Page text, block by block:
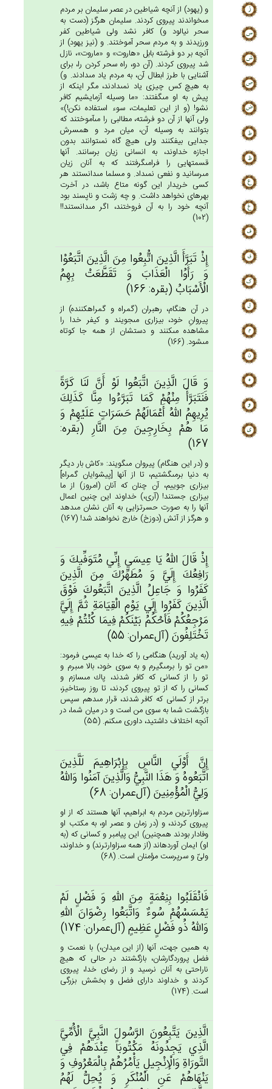
و (يهود) از آنچه شياطين در عصر سليمان بر مردم
مى‏خواندند پيروى كردند. سليمان هرگز (دست به
سحر نيالود و) كافر نشد ولى شياطين كفر
ورزيدند و به مردم سحر آموختند. و (نيز يهود) از
آنچه بر دو فرشته بابل «هاروت» و «ماروت»، نازل
شد پيروى كردند. (آن دو، راه سحر كردن را، براى
آشنايى با طرز ابطال آن، به مردم ياد مى‏دادند. و)
به هيچ كس چيزى ياد نمى‏دادند، مگر اينكه از
پيش به او مى‏گفتند: «ما وسيله آزمايشيم كافر
نشو! (و از اين تعليمات، سوء استفاده نكن!)»
ولى آنها از آن دو فرشته، مطالبى را مى‏آموختند كه
بتوانند به وسيله آن، ميان مرد و همسرش
جدايى بيفكنند ولى هيچ گاه نمى‏توانند بدون
اجازه خداوند، به انسانى زيان برسانند. آنها
قسمتهايى را فرامى‏گرفتند كه به آنان زيان
مى‏رسانيد و نفعى نمى‏داد. و مسلما مى‏دانستند هر
كسى خريدار اين گونه متاع باشد، در آخرت
بهره‏اى نخواهد داشت. و چه زشت و ناپسند بود
آنچه خود را به آن فروختند، اگر مى‏دانستند!!
(102)
إِذْ تَبَرَّأَ الَّذِين‌َ اتُّبِعُوا مِن‌َ الَّذِين‌َ اتَّبَعُوْا
وَ رَأَوُا الْعَذَاب‌َ وَ تَقَطَّعَت‌ْ بِهِم‌ُ
الْأَسْبَاب‌ُ (بقره: 166)
در آن هنگام، رهبران (گمراه و گمراه‏كننده) از
پيروانِ خود، بيزارى مى‏جويند و كيفر خدا را
مشاهده مى‏كنند و دستشان از همه جا كوتاه
مى‏شود. (166)
وَ قَال‌َ الَّذِين‌َ اتَّبَعُوا لَوْ أَن‌َّ لَنَا كَرَّة‌ً
فَنَتَبَرَّأَ مِنْهُم‌ْ كَمَا تَبَرَّءُوا مِنَّا كَذَلِك‌َ
يُرِيهِم‌ُ الله‌ُ أَعْمَالَهُم‌ْ حَسَرَات‌ٍ عَلَيْهِم‌ْ وَ
مَا هُم‌ْ بِخَارِجِين‌َ مِن‌َ النَّارِ (بقره:
167)
و (در اين هنگام) پيروان مى‏گويند: «كاش بار ديگر
به دنيا برمى‏گشتيم، تا از آنها [پيشوايان گمراه‏]
بيزارى جوييم، آن چنان كه آنان (امروز) از ما
بيزارى جستند! (آرى،) خداوند اين چنين اعمال
آنها را به صورت حسرت‏زايى به آنان نشان مى‏دهد
و هرگز از آتش (دوزخ) خارج نخواهند شد! (167)
إِذْ قَال‌َ الله‌ُ يَا عِيسَي‌ إِنِّي‌ مُتَوَفِّيك‌َ وَ
رَافِعُك‌َ إِلَيَّ‌ وَ مُطَهِّرُك‌َ مِن‌َ الَّذِين‌َ
كَفَرُوا وَ جَاعِل‌ُ الَّذِين‌َ اتَّبَعُوك‌َ فَوْق‌َ
الَّذِين‌َ كَفَرُوا إِلَي‌ يَوْم‌ِ الْقِيَامَة‌ِ ثُم‌َّ إِلَيَّ‌
مَرْجِعُكُم‌ْ فَأَحْكُم‌ُ بَيْنَكُم‌ْ فِيمَا كُنْتُم‌ْ فِيه‌ِ
تَخْتَلِفُون‌َ (آل‌عمران: 55)
(به ياد آوريد) هنگامى را كه خدا به عيسى فرمود:
«من تو را برمى‏گيرم و به سوى خود، بالا مى‏برم و
تو را از كسانى كه كافر شدند، پاك مى‏سازم و
كسانى را كه از تو پيروى كردند، تا روز رستاخيز،
برتر از كسانى كه كافر شدند، قرار مى‏دهم سپس
بازگشت شما به سوى من است و در ميان شما، در
آنچه اختلاف داشتيد، داورى مى‏كنم. (55)
إِن‌َّ أَوْلَي‌ النَّاس‌ِ بِإِبْرَاهِيم‌َ لَلَّذِين‌َ
اتَّبَعُوه‌ُ وَ هَذَا النَّبِي‌ُّ وَالَّذِين‌َ آمَنُوا وَالله‌ُ
وَلِي‌ُّ الْمُؤْمِنِين‌َ (آل‌عمران: 68)
سزاوارترين مردم به ابراهيم، آنها هستند كه از او
پيروى كردند، و (در زمان و عصر او، به مكتب او
وفادار بودند همچنين) اين پيامبر و كسانى كه (به
او) ايمان آورده‏اند (از همه سزاوارترند) و خداوند،
ولىّ و سرپرست مؤمنان است. (68)
فَانْقَلَبُوا بِنِعْمَة‌ٍ مِن‌َ الله‌ِ وَ فَضْل‌ٍ لَم‌ْ
يَمْسَسْهُم‌ْ سُوءٌ وَاتَّبَعُوا رِضْوَان‌َ الله‌ِ
وَالله‌ُ ذُو فَضْل‌ٍ عَظِيم‌ٍ (آل‌عمران: 174)
به همين جهت، آنها (از اين ميدان،) با نعمت و
فضل پروردگارشان، بازگشتند در حالى كه هيچ
ناراحتى به آنان نرسيد و از رضاى خدا، پيروى
كردند و خداوند داراى فضل و بخشش بزرگى
است. (174)
الَّذِين‌َ يَتَّبِعُون‌َ الرَّسُول‌َ النَّبِي‌َّ الْأُمِّي‌َّ
الَّذِي‌ يَجِدُونَه‌ُ مَكْتُوبَاً عِنْدَهُم‌ْ فِي‌
التَّورَاة‌ِ وَالْإِنْجِيل‌ِ يَأْمُرُهُمْ‌ بِالْمَعْرُوف‌ِ وَ
يَنْهَاهُم‌ْ عَن‌ِ الْمُنْكَرِ وَ يُحِل‌ُّ لَهُم‌ُ